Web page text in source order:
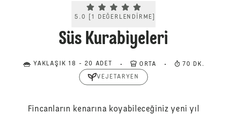
Current rating 5.0. Click to rate.
5.0 [1 DEĞERLENDIRME
Süs Kurabiyeleri
YAKLAŞIK 18 - 20 ADET ORTA 70 DK.
VEJETARYEN
Fincanların kenarına koyabileceğiniz yeni yıl